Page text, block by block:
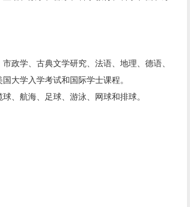
学、古典文学研究、法语、地理、德语、
大学入学考试和国际学士课程。
、航海、足球、游泳、网球和排球。